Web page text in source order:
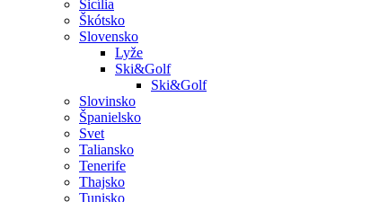
Sicília
Škótsko
Slovensko
Lyže
Ski&Golf
Ski&Golf
Slovinsko
Španielsko
Svet
Taliansko
Tenerife
Thajsko
Tunisko